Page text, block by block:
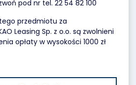
pod nr tel. 22 54 82 100
przedmiotu za
Leasing Sp. z o.o. są zwolnieni
opłaty w wysokości 1000 zł